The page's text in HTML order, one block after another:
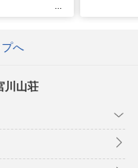
へ
川山荘